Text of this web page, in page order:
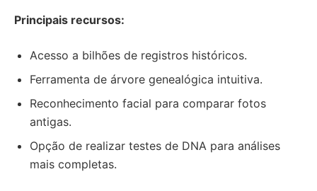
Principais recursos:
Acesso a bilhões de registros históricos.
Ferramenta de árvore genealógica intuitiva.
Reconhecimento facial para comparar fotos
antigas.
Opção de realizar testes de DNA para análises
mais completas.